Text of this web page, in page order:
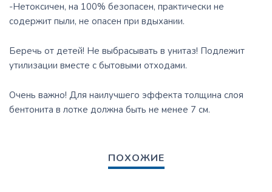
-Нетоксичен, на 100% безопасен, практически не
содержит пыли, не опасен при вдыхании.
Беречь от детей! Не выбрасывать в унитаз! Подлежит
утилизации вместе с бытовыми отходами.
Очень важно! Для наилучшего эффекта толщина слоя
бентонита в лотке должна быть не менее 7 см.
ПОХОЖИЕ